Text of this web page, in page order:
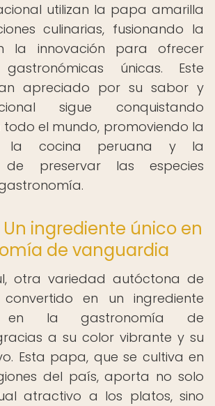
utilizan la papa amarilla
culinarias, fusionando la
la innovación para ofrecer
gastronómicas únicas. Este
apreciado por su sabor y
sigue conquistando
el mundo, promoviendo la
la cocina peruana y la
de preservar las especies
Un ingrediente único en
de vanguardia
otra variedad autóctona de
en un ingrediente
en la gastronomía de
a su color vibrante y su
Esta papa, que se cultiva en
del país, aporta no solo
atractivo a los platos, sino